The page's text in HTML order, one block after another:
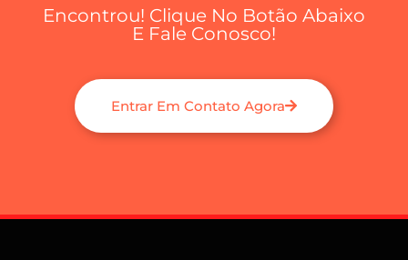
Encontrou! Clique No Botão Abaixo
E Fale Conosco!
Entrar Em Contato Agora